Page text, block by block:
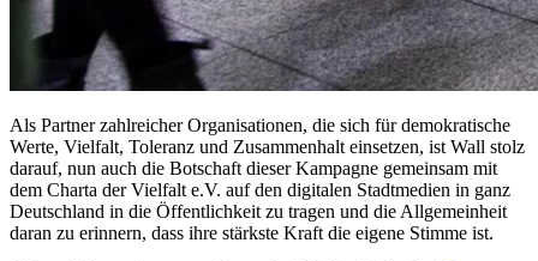
Als Partner zahlreicher Organisationen, die sich für demokratische
Werte, Vielfalt, Toleranz und Zusammenhalt einsetzen, ist Wall stolz
darauf, nun auch die Botschaft dieser Kampagne gemeinsam mit
dem Charta der Vielfalt e.V. auf den digitalen Stadtmedien in ganz
Deutschland in die Öffentlichkeit zu tragen und die Allgemeinheit
daran zu erinnern, dass ihre stärkste Kraft die eigene Stimme ist.